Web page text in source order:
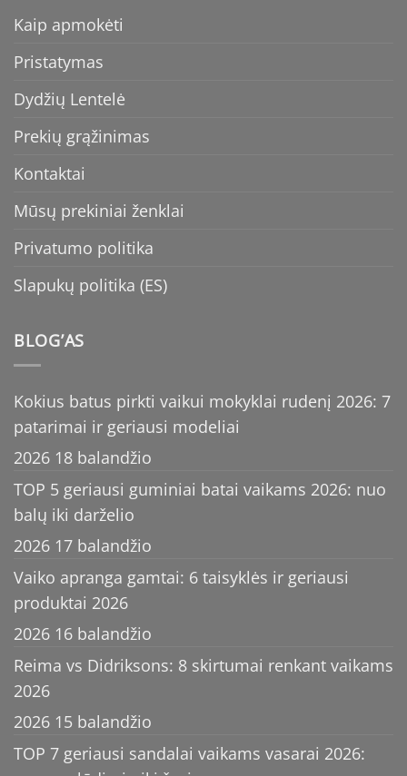
Kaip apmokėti
Pristatymas
Dydžių Lentelė
Prekių grąžinimas
Kontaktai
Mūsų prekiniai ženklai
Privatumo politika
Slapukų politika (ES)
BLOG’AS
Kokius batus pirkti vaikui mokyklai rudenį 2026: 7
patarimai ir geriausi modeliai
2026 18 balandžio
TOP 5 geriausi guminiai batai vaikams 2026: nuo
balų iki darželio
2026 17 balandžio
Vaiko apranga gamtai: 6 taisyklės ir geriausi
produktai 2026
2026 16 balandžio
Reima vs Didriksons: 8 skirtumai renkant vaikams
2026
2026 15 balandžio
TOP 7 geriausi sandalai vaikams vasarai 2026: